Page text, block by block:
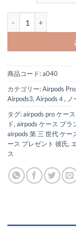
商品コード:a040
カテゴリー:Airpods Pro,
Airpods3, Airpods４,
タグ:airpods pro ケー
ド, airpods ケース ブラ
airpods 第 三 世代 ケー
ース プレゼント 彼氏,
ス